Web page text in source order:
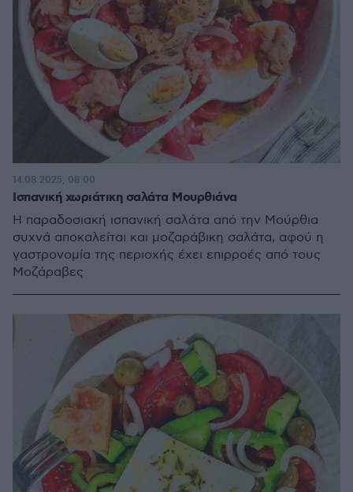
Ισπανική χωριάτικη σαλάτα Μουρθιάνα
Η παραδοσιακή ισπανική σαλάτα από την Μούρθια
συχνά αποκαλείται και μοζαράβικη σαλάτα, αφού η
γαστρονομία της περιοχής έχει επιρροές από τους
Μοζάραβες
14.08.2025, 08:00